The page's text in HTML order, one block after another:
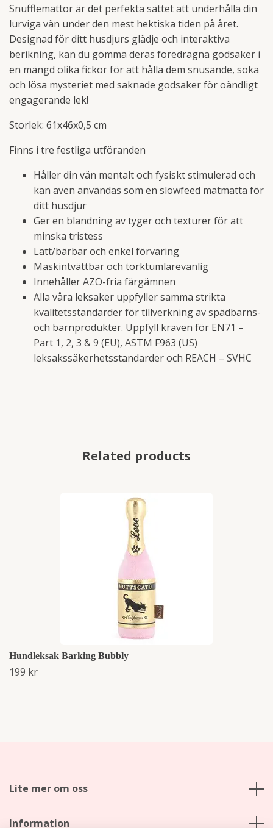
Snufflemattor är det perfekta sättet att underhålla din
lurviga vän under den mest hektiska tiden på året.
Designad för ditt husdjurs glädje och interaktiva
berikning, kan du gömma deras föredragna godsaker i
en mängd olika fickor för att hålla dem snusande, söka
och lösa mysteriet med saknade godsaker för oändligt
engagerande lek!
Storlek: 61x46x0,5 cm
Finns i tre festliga utföranden
Håller din vän mentalt och fysiskt stimulerad och
kan även användas som en slowfeed matmatta för
ditt husdjur
Ger en blandning av tyger och texturer för att
minska tristess
Lätt/bärbar och enkel förvaring
Maskintvättbar och torktumlarevänlig
Innehåller AZO-fria färgämnen
Alla våra leksaker uppfyller samma strikta
kvalitetsstandarder för tillverkning av spädbarns-
och barnprodukter. Uppfyll kraven för EN71 –
Part 1, 2, 3 & 9 (EU), ASTM F963 (US)
leksakssäkerhetsstandarder och REACH – SVHC
Hundleksak Barking Bubbly
199 kr
Lite mer om oss
Information